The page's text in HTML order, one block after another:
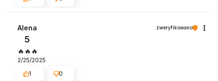
Alena zweryfikowano
5
🔥🔥🔥
2/25/2025
1
0